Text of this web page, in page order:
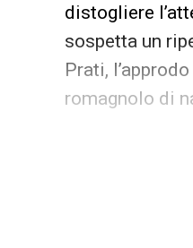
distogliere
sospetta un
Prati,
romagnolo di
LA PLAYLIST